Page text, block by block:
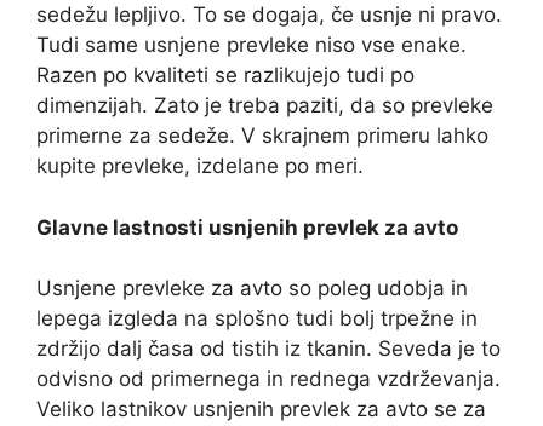
sedežu lepljivo. To se dogaja, če usnje ni pravo.
Tudi same usnjene prevleke niso vse enake.
Razen po kvaliteti se razlikujejo tudi po
dimenzijah. Zato je treba paziti, da so prevleke
primerne za sedeže. V skrajnem primeru lahko
kupite prevleke, izdelane po meri.
Glavne lastnosti usnjenih prevlek za avto
Usnjene prevleke za avto so poleg udobja in
lepega izgleda na splošno tudi bolj trpežne in
zdržijo dalj časa od tistih iz tkanin. Seveda je to
odvisno od primernega in rednega vzdrževanja.
Veliko lastnikov usnjenih prevlek za avto se za